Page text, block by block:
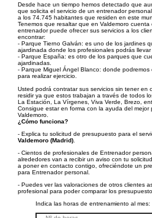
Desde hace un tiempo hemos detectado que
que solicita el servicio de un entrenador
a los 74.745 habitantes que residen en este
Tenemos que resaltar que en Valdemoro
entrenador puede ofrecer sus servicios a los
encontrar:
- Parque Tierno Galván: es uno de los jardines
ajardinada donde los profesionales podrás llevar
- Parque España: es otro de los parques que
ajardinadas.
- Parque Miguel Ángel Blanco: donde
para realizar ejercicio.
Usted podrá contratar sus servicios sin tener en
residir ya que estos trabajan a través de todos
La Estación, La Vírgenes, Viva Verde, Brezo,
Consigue estar en forma con la ayuda del mejor
Valdemoro.
¿Cómo funciona?
- Explica tu solicitud de presupuesto para el
Valdemoro (Madrid)
- Cientos de profesionales de Entrenador
alrededores van a recibir un aviso con tu
a poner en contacto contigo, ofreciéndote un
para Entrenador personal.
- Puedes ver las valoraciones de otros clientes
profesional para poder comparar los
Indica las horas de entrenamiento al mes: